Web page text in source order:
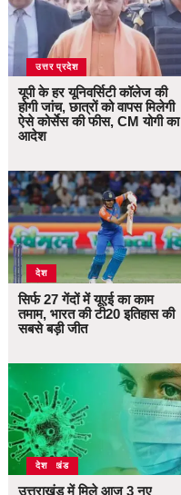
उत्तर प्रदेश
यूपी के हर यूनिवर्सिटी कॉलेज की
होगी जांच, छात्रों को वापस मिलेगी
ऐसे कोर्सेस की फीस, CM योगी का
आदेश
देश
सिर्फ 27 गेंदों में यूएई का काम
तमाम, भारत की टी20 इतिहास की
सबसे बड़ी जीत
उत्तराखंड
देश
उत्तराखंड में मिले आज 3 नए